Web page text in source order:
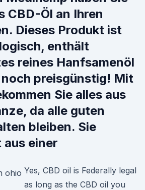
CBD-Öl an Ihren
Dieses Produkt ist
enthält
reines Hanfsamenöl
preisgünstig! Mit
Sie alles aus
da alle guten
bleiben. Sie
einer
Yes, CBD oil is Federally legal
as long as the CBD oil you